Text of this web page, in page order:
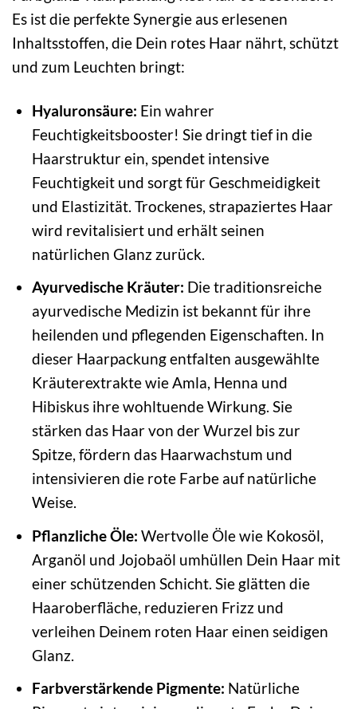
Es ist die perfekte Synergie aus erlesenen
Inhaltsstoffen, die Dein rotes Haar nährt, schützt
und zum Leuchten bringt:
Hyaluronsäure: Ein wahrer
Feuchtigkeitsbooster! Sie dringt tief in die
Haarstruktur ein, spendet intensive
Feuchtigkeit und sorgt für Geschmeidigkeit
und Elastizität. Trockenes, strapaziertes Haar
wird revitalisiert und erhält seinen
natürlichen Glanz zurück.
Ayurvedische Kräuter: Die traditionsreiche
ayurvedische Medizin ist bekannt für ihre
heilenden und pflegenden Eigenschaften. In
dieser Haarpackung entfalten ausgewählte
Kräuterextrakte wie Amla, Henna und
Hibiskus ihre wohltuende Wirkung. Sie
stärken das Haar von der Wurzel bis zur
Spitze, fördern das Haarwachstum und
intensivieren die rote Farbe auf natürliche
Weise.
Pflanzliche Öle: Wertvolle Öle wie Kokosöl,
Arganöl und Jojobaöl umhüllen Dein Haar mit
einer schützenden Schicht. Sie glätten die
Haaroberfläche, reduzieren Frizz und
verleihen Deinem roten Haar einen seidigen
Glanz.
Farbverstärkende Pigmente: Natürliche